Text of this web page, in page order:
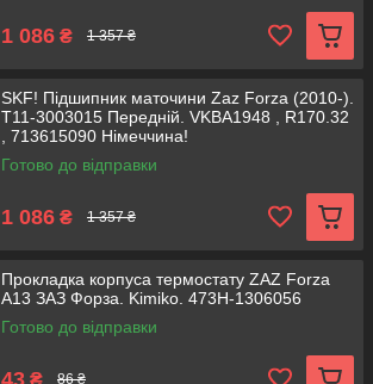
1 086 ₴ 1 357 ₴
SKF! Підшипник маточини Zaz Forza (2010-).
T11-3003015 Передній. VKBA1948 , R170.32
, 713615090 Німеччина!
Готово до відправки
1 086 ₴ 1 357 ₴
Прокладка корпуса термостату ZAZ Forza
A13 ЗАЗ Форза. Kimiko. 473H-1306056
Готово до відправки
43 ₴ 86 ₴